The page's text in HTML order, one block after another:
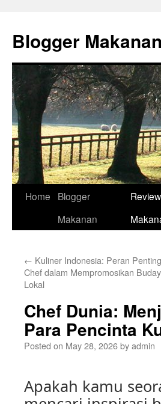
content
Blogger Makanan
Home
Blogger
Makanan
Review
← Kuliner Indonesia: Peran
Chef dalam Mempromosikan
Lokal
Chef Dunia:
Para Pencinta
Posted on May 28, 2026byadmin
Apakah kamu